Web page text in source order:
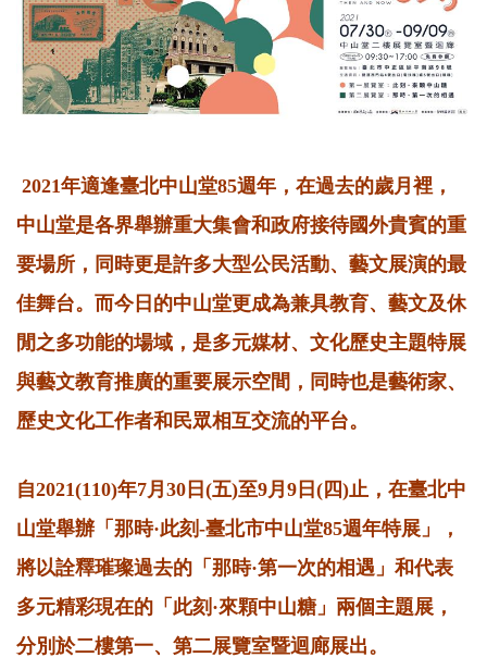
2021年適逢臺北中山堂85週年，在過去的歲月裡，
中山堂是各界舉辦重大集會和政府接待國外貴賓的重
要場所，同時更是許多大型公民活動、藝文展演的最
佳舞台。而今日的中山堂更成為兼具教育、藝文及休
閒之多功能的場域，是多元媒材、文化歷史主題特展
與藝文教育推廣的重要展示空間，同時也是藝術家、
歷史文化工作者和民眾相互交流的平台。
自2021(110)年7月30日(五)至9月9日(四)止，在臺北中
山堂舉辦「那時·此刻-臺北市中山堂85週年特展」，
將以詮釋璀璨過去的「那時·第一次的相遇」和代表
多元精彩現在的「此刻·來顆中山糖」兩個主題展，
分別於二樓第一、第二展覽室暨迴廊展出。